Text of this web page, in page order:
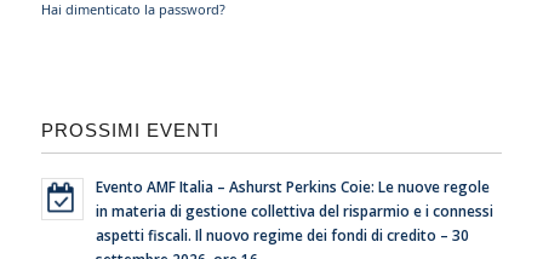
Hai dimenticato la password?
PROSSIMI EVENTI
Evento AMF Italia – Ashurst Perkins Coie: Le nuove regole
in materia di gestione collettiva del risparmio e i connessi
aspetti fiscali. Il nuovo regime dei fondi di credito – 30